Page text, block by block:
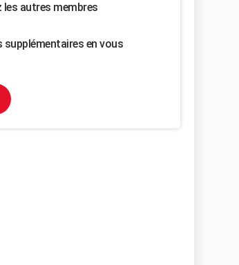
autres membres
en vous